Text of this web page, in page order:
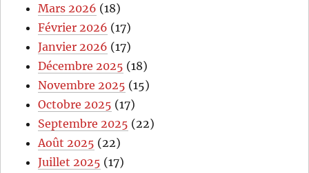
Mars 2026 (18)
Février 2026 (17)
Janvier 2026 (17)
Décembre 2025 (18)
Novembre 2025 (15)
Octobre 2025 (17)
Septembre 2025 (22)
Août 2025 (22)
Juillet 2025 (17)